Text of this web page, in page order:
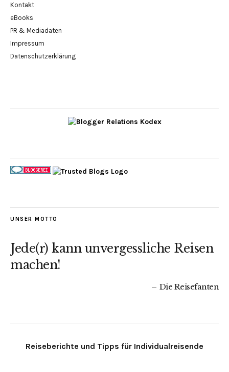
Kontakt
eBooks
PR & Mediadaten
Impressum
Datenschutzerklärung
UNSER MOTTO
Jede(r) kann unvergessliche Reisen
machen!
Die Reisefanten
Reiseberichte und Tipps für Individualreisende